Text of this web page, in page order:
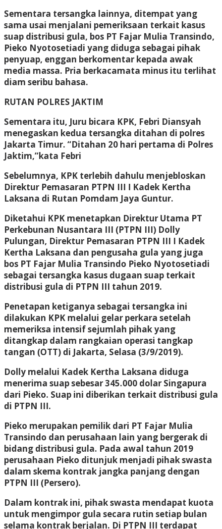
Sementara tersangka lainnya, ditempat yang
sama usai menjalani pemeriksaan terkait kasus
suap distribusi gula, bos PT Fajar Mulia Transindo,
Pieko Nyotosetiadi yang diduga sebagai pihak
penyuap, enggan berkomentar kepada awak
media massa. Pria berkacamata minus itu terlihat
diam seribu bahasa.
RUTAN POLRES JAKTIM
Sementara itu, Juru bicara KPK, Febri Diansyah
menegaskan kedua tersangka ditahan di polres
Jakarta Timur. “Ditahan 20 hari pertama di Polres
Jaktim,”kata Febri
Sebelumnya, KPK terlebih dahulu menjebloskan
Direktur Pemasaran PTPN III I Kadek Kertha
Laksana di Rutan Pomdam Jaya Guntur.
Diketahui KPK menetapkan Direktur Utama PT
Perkebunan Nusantara III (PTPN III) Dolly
Pulungan, Direktur Pemasaran PTPN III I Kadek
Kertha Laksana dan pengusaha gula yang juga
bos PT Fajar Mulia Transindo Pieko Nyotosetiadi
sebagai tersangka kasus dugaan suap terkait
distribusi gula di PTPN III tahun 2019.
Penetapan ketiganya sebagai tersangka ini
dilakukan KPK melalui gelar perkara setelah
memeriksa intensif sejumlah pihak yang
ditangkap dalam rangkaian operasi tangkap
tangan (OTT) di Jakarta, Selasa (3/9/2019).
Dolly melalui Kadek Kertha Laksana diduga
menerima suap sebesar 345.000 dolar Singapura
dari Pieko. Suap ini diberikan terkait distribusi gula
di PTPN III.
Pieko merupakan pemilik dari PT Fajar Mulia
Transindo dan perusahaan lain yang bergerak di
bidang distribusi gula. Pada awal tahun 2019
perusahaan Pieko ditunjuk menjadi pihak swasta
dalam skema kontrak jangka panjang dengan
PTPN III (Persero).
Dalam kontrak ini, pihak swasta mendapat kuota
untuk mengimpor gula secara rutin setiap bulan
selama kontrak berjalan. Di PTPN III terdapat